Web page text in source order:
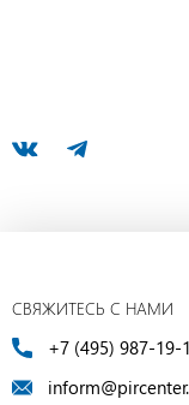
СВЯЖИТЕСЬ С НАМИ
+7 (495) 987-19-